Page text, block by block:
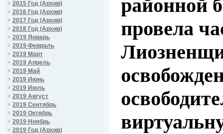
2015 Год (Архив)
2016 Год (Архив)
2017 Год (Архив)
2018 Год (Архив)
2019 Январь
2019 Февраль
2019 Март
2019 Апрель
2019 Май
2019 Июнь
2019 Июль
2019 Август
2019 Сентябрь
2019 Октябрь
2019 Ноябрь
2019 Год (Архив)
районной
провела